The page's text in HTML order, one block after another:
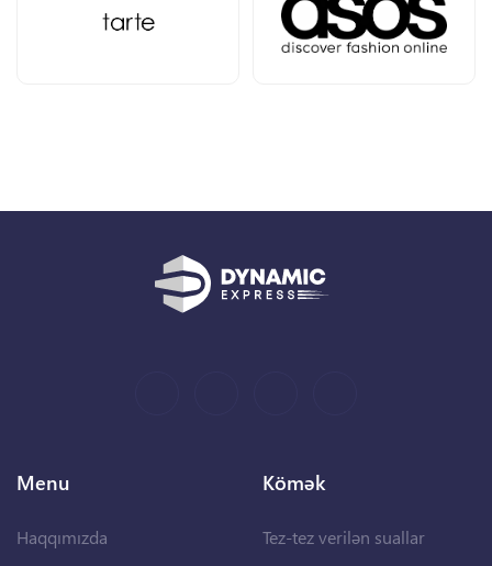
Menu
Haqqımızda
Kömək
Tez-tez verilən suallar